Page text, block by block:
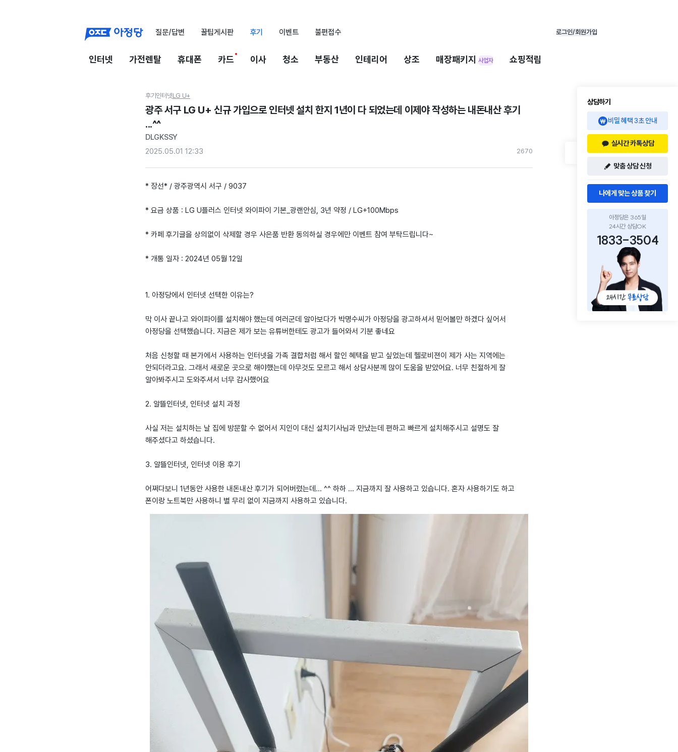
질문/답변 꿀팁게시판 후기 이벤트 불편접수 로그인/회원가입
인터넷 가전렌탈 휴대폰 카드 이사 청소 부동산 인테리어 상조 매장패키지 사업자 쇼핑적립
후기 인터넷LG U+
광주 서구 LG U+ 신규 가입으로 인터넷 설치 한지 1년이 다 되었는데 이제야 작성하는 내돈내산 후기
...^^
DLGKSSY
2025.05.01 12:33
2670
* 장선* / 광주광역시 서구 / 9037
* 요금 상품 : LG U플러스 인터넷 와이파이 기본_광랜안심, 3년 약정 / LG+100Mbps
* 카페 후기글을 상의없이 삭제할 경우 사은품 반환 동의하실 경우에만 이벤트 참여 부탁드립니다~
* 개통 일자 : 2024년 05월 12일
1. 아정당에서 인터넷 선택한 이유는?
막 이사 끝나고 와이파이를 설치해야 했는데 여러군데 알아보다가 박명수씨가 아정당을 광고하셔서 믿어볼만 하겠다 싶어서
아정당을 선택했습니다. 지금은 제가 보는 유튜버한테도 광고가 들어와서 기분 좋네요
처음 신청할 때 본가에서 사용하는 인터넷을 가족 결합처럼 해서 할인 혜택을 받고 싶었는데 헬로비젼이 제가 사는 지역에는
안되더라고요. 그래서 새로운 곳으로 해야했는데 아무것도 모르고 해서 상담사분께 많이 도움을 받았어요. 너무 친절하게 잘
알아봐주시고 도와주셔서 너무 감사했어요
2. 알뜰인터넷, 인터넷 설치 과정
사실 저는 설치하는 날 집에 방문할 수 없어서 지인이 대신 설치기사님과 만났는데 편하고 빠르게 설치해주시고 설명도 잘
해주셨다고 하셨습니다.
3. 알뜰인터넷, 인터넷 이용 후기
어쩌다보니 1년동안 사용한 내돈내산 후기가 되어버렸는데... ^^ 하하 ... 지금까지 잘 사용하고 있습니다. 혼자 사용하기도 하고
폰이랑 노트북만 사용하니 별 무리 없이 지금까지 사용하고 있습니다.
상담하기
비밀 혜택 3초 안내
실시간 카톡상담
맞춤 상담 신청
나에게 맞는 상품 찾기
아정당은 365일
24시간 상담OK
1833-3504